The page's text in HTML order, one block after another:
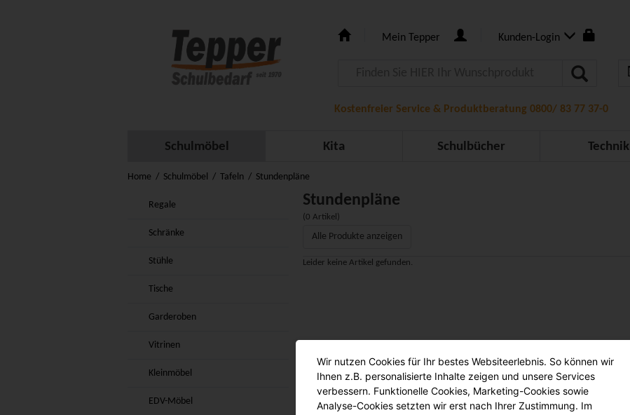
Mein Tepper Kunden-Login
Kostenfreier Service & Produktberatung 0800/ 83 77 37-0
Schulmöbel Kita Schulbücher Technik
Home Schulmöbel Tafeln Stundenpläne
Regale
Schränke
Stühle
Tische
Garderoben
Vitrinen
Kleinmöbel
EDV-Möbel
Stundenpläne
(0 Artikel)
Alle Produkte anzeigen
Leider keine Artikel gefunden.
Wir nutzen Cookies für Ihr bestes Websiteerlebnis. So können wir
Ihnen z.B. personalisierte Inhalte zeigen und unsere Services
verbessern. Funktionelle Cookies, Marketing-Cookies sowie
Analyse-Cookies setzten wir erst nach Ihrer Zustimmung. Im